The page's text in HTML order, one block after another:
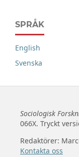
SPRÅK
English
Svenska
Sociologisk
066X. Tryckt
Redaktörer:
Kontakta oss